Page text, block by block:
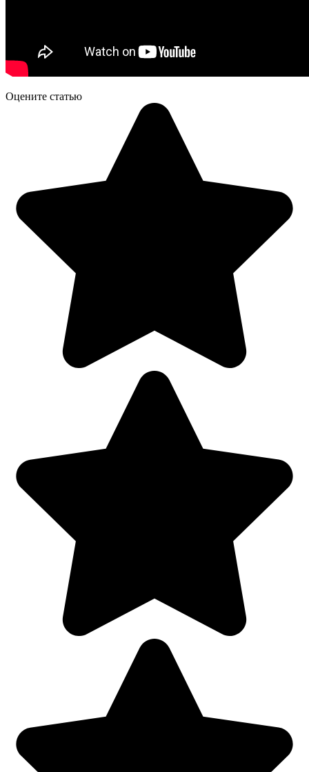
Оцените статью